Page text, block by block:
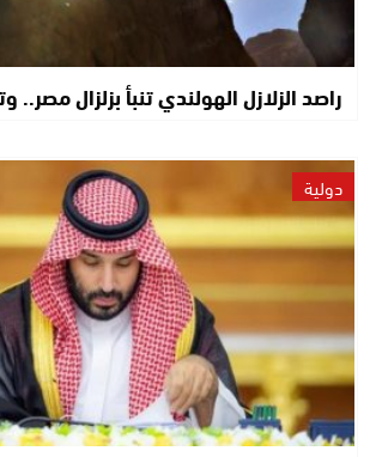
راصد الزلازل الهولندي تنبأ بزلزال مصر..
دولية